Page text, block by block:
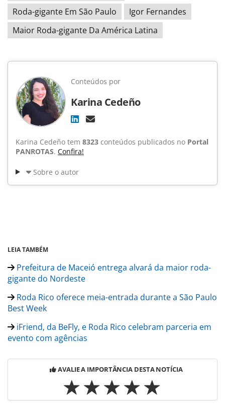
Roda-gigante Em São Paulo
Igor Fernandes
Maior Roda-gigante Da América Latina
Conteúdos por
Karina Cedeño
Karina Cedeño tem 8323 conteúdos publicados no Portal
PANROTAS. Confira!
Sobre o autor
LEIA TAMBÉM
Prefeitura de Maceió entrega alvará da maior roda-
gigante do Nordeste
Roda Rico oferece meia-entrada durante a São Paulo
Best Week
iFriend, da BeFly, e Roda Rico celebram parceria em
evento com agências
AVALIE A IMPORTÂNCIA DESTA NOTÍCIA